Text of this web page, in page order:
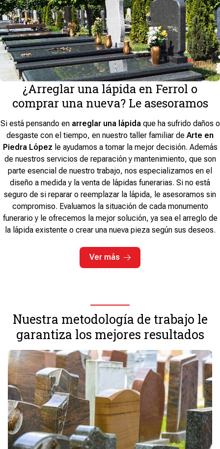
¿Arreglar una lápida en Ferrol o
comprar una nueva? Le asesoramos
Si está pensando en arreglar una lápidaque ha sufrido daños o
desgaste con el tiempo, en nuestro taller familiar de Arte en
Piedra López le ayudamos a tomar la mejor decisión. Además
de nuestros servicios de reparación y mantenimiento, que son
parte esencial de nuestro trabajo, nos especializamos en el
diseño a medida y la venta de lápidas funerarias. Si no está
seguro de si reparar o reemplazar la lápida, le asesoramos sin
compromiso. Evaluamos la situación de cada monumento
funerario y le ofrecemos la mejor solución, ya sea el arreglo de
la lápida existente o crear una nueva pieza según sus deseos.
Ver más
Nuestra metodología de trabajo le
garantiza los mejores resultados